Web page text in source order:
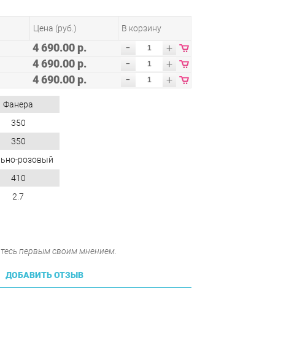
Цена (руб.) В корзину
4 690.00 р. - +
4 690.00 р. - +
4 690.00 р. - +
Фанера
350
350
розовый
410
2.7
первым своим мнением.
ДОБАВИТЬ ОТЗЫВ